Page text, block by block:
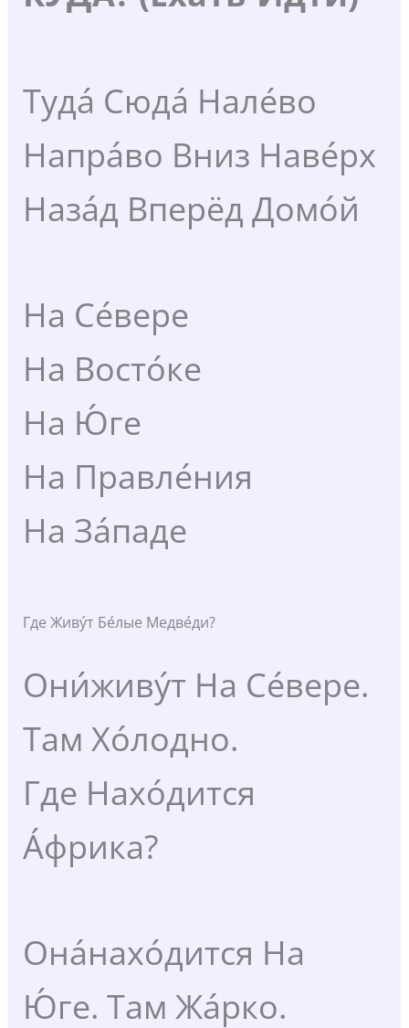
Туда́ Сюда́ Нале́во
Напра́во Вниз Наве́рх
Наза́д Вперёд Домо́й
На Се́вере
На Восто́ке
На Ю́ге
На Правле́ния
На За́паде
Где Живу́т Бе́лые Медве́ди?
Они́живу́т На Се́вере.
Там Хо́лодно.
Где Нахо́дится
А́фрика?
Она́нахо́дится На
Ю́ге. Там Жа́рко.